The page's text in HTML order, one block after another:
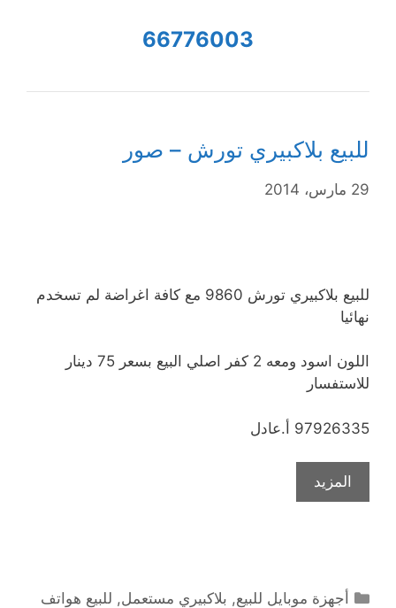
66776003
للبيع بلاكبيري تورش – صور
29 مارس، 2014
للبيع بلاكبيري تورش 9860 مع كافة اغراضة لم تسخدم
نهائيا
اللون اسود ومعه 2 كفر اصلي البيع بسعر 75 دينار
للاستفسار
97926335 أ.عادل
المزيد
التصنيفات
أجهزة موبايل للبيع, بلاكبيري مستعمل, للبيع هواتف